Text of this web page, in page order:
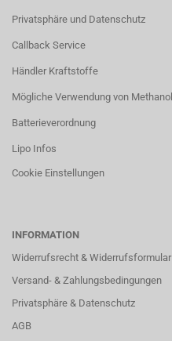
Privatsphäre und Datenschutz
Callback Service
Händler Kraftstoffe
Mögliche Verwendung von Methanol
Batterieverordnung
Lipo Infos
Cookie Einstellungen
INFORMATION
Widerrufsrecht & Widerrufsformular
Versand- & Zahlungsbedingungen
Privatsphäre & Datenschutz
AGB